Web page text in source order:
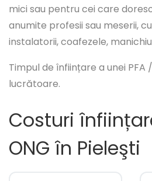
mici sau pentru cei care
anumite profesii sau meserii,
instalatorii, coafezele,
Timpul de înființare a unei PFA
lucrătoare.
Costuri
ONG în Pieleşti